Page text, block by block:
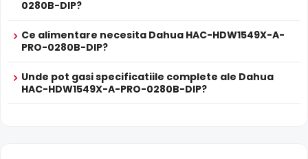
0280B-DIP?
Ce alimentare necesita Dahua HAC-HDW1549X-A-
PRO-0280B-DIP?
Unde pot gasi specificatiile complete ale Dahua
HAC-HDW1549X-A-PRO-0280B-DIP?